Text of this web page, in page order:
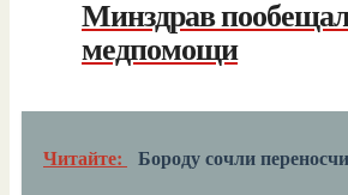
Минздрав
медпомощи
Читайте: Бороду сочли